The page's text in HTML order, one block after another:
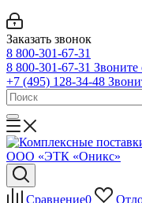
Заказать звонок
8 800-301-67-31
8 800-301-67-31 Звоните
+7 (495) 128-34-48
Сравнение0